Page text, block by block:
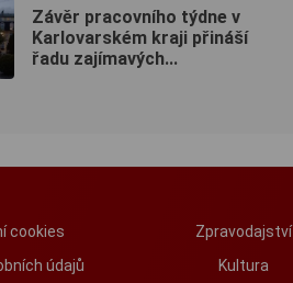
Závěr pracovního týdne v
Karlovarském kraji přináší
řadu zajímavých...
cookies
údajů
Zpravodajství
Kultura